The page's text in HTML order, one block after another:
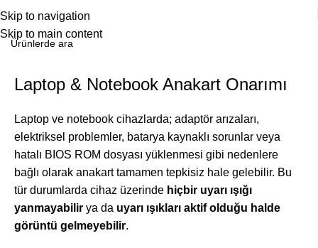
Skip to navigation
Skip to main content
Laptop & Notebook Anakart Onarımı
Laptop ve notebook cihazlarda; adaptör arızaları,
elektriksel problemler, batarya kaynaklı sorunlar veya
hatalı BIOS ROM dosyası yüklenmesi gibi nedenlere
bağlı olarak anakart tamamen tepkisiz hale gelebilir. Bu
tür durumlarda cihaz üzerinde hiçbir uyarı ışığı
yanmayabilir ya da uyarı ışıkları aktif olduğu halde
görüntü gelmeyebilir.